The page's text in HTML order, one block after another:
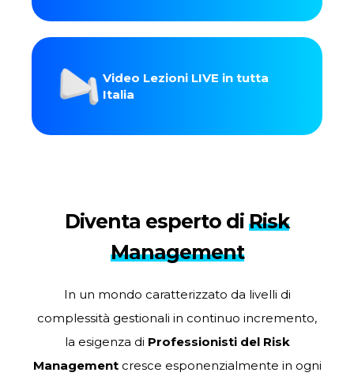
Video Lezioni LIVE in tutta
Italia
Diventa esperto di Risk
Management
In un mondo caratterizzato da livelli di
complessità gestionali in continuo incremento,
la esigenza di Professionisti del Risk
Management cresce esponenzialmente in ogni